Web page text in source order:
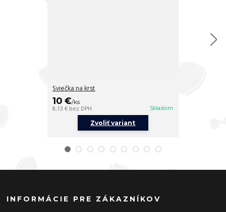
Sviečka na krst
10 €/ks
8,13 € bez DPH Skladom
Zvoliť variant
INFORMÁCIE PRE ZÁKAZNÍKOV